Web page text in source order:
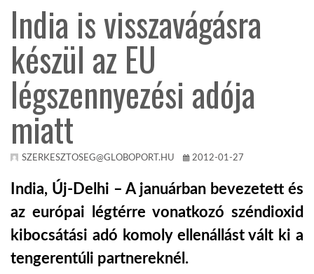
LATIN-AMERIKA
KÖZEL-KELET
AUSZTRÁLIA
MÉDIA
India is visszavágásra
készül az EU
légszennyezési adója
miatt
SZERKESZTOSEG@GLOBOPORT.HU 2012-01-27
India, Új-Delhi – A januárban bevezetett és
az európai légtérre vonatkozó széndioxid
kibocsátási adó komoly ellenállást vált ki a
tengerentúli partnereknél.